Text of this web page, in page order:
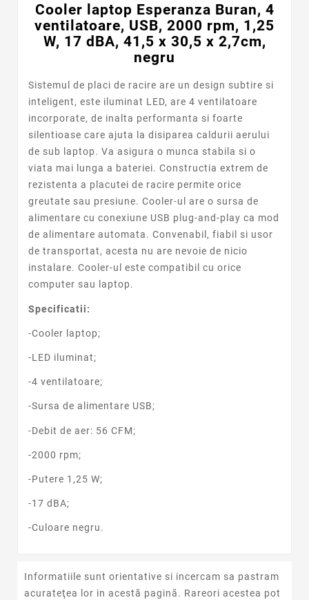
Cooler laptop Esperanza Buran, 4
ventilatoare, USB, 2000 rpm, 1,25
W, 17 dBA, 41,5 x 30,5 x 2,7cm,
negru
Sistemul de placi de racire are un design subtire si
inteligent, este iluminat LED, are 4 ventilatoare
incorporate, de inalta performanta si foarte
silentioase care ajuta la disiparea caldurii aerului
de sub laptop. Va asigura o munca stabila si o
viata mai lunga a bateriei. Constructia extrem de
rezistenta a placutei de racire permite orice
greutate sau presiune. Cooler-ul are o sursa de
alimentare cu conexiune USB plug-and-play ca mod
de alimentare automata. Convenabil, fiabil si usor
de transportat, acesta nu are nevoie de nicio
instalare. Cooler-ul este compatibil cu orice
computer sau laptop.
Specificatii:
-Cooler laptop;
-LED iluminat;
-4 ventilatoare;
-Sursa de alimentare USB;
-Debit de aer: 56 CFM;
-2000 rpm;
-Putere 1,25 W;
-17 dBA;
-Culoare negru.
Informatiile sunt orientative si incercam sa pastram
acurateţea lor in acestă pagină. Rareori acestea pot